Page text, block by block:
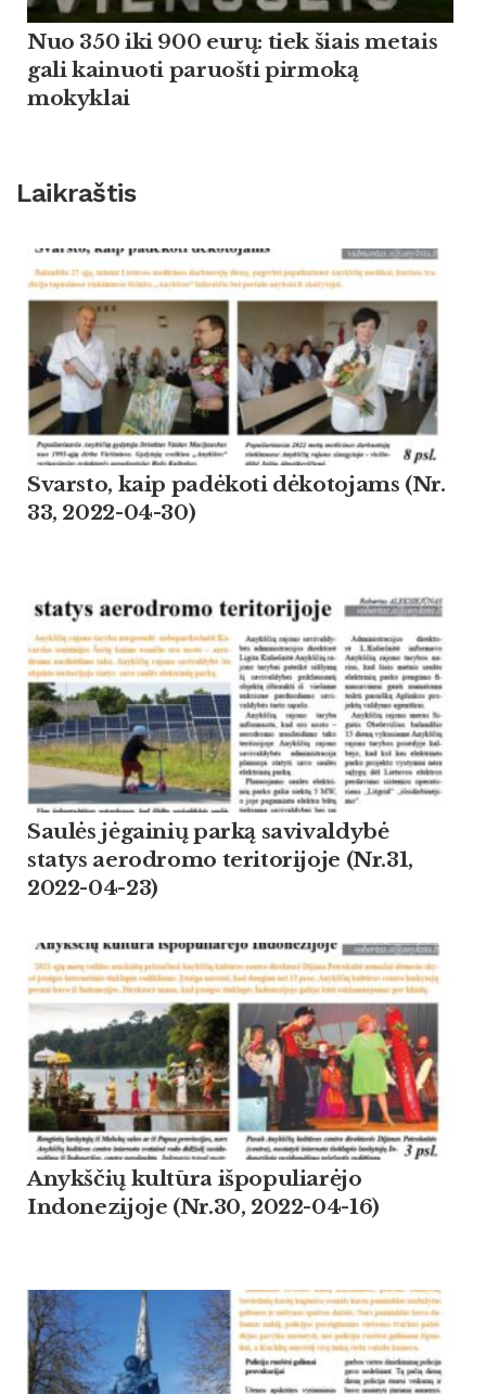
Nuo 350 iki 900 eurų: tiek šiais metais
gali kainuoti paruošti pirmoką
mokyklai
Laikraštis
Svarsto, kaip padėkoti dėkotojams (Nr.
33, 2022-04-30)
Saulės jėgainių parką savivaldybė
statys aerodromo teritorijoje (Nr.31,
2022-04-23)
Anykščių kultūra išpopuliarėjo
Indonezijoje (Nr.30, 2022-04-16)